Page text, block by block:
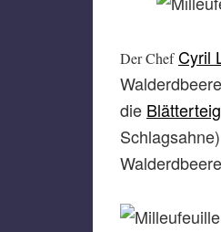
Der Chef Cyril
die Blätterteig